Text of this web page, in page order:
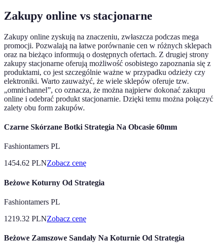
Zakupy online vs stacjonarne
Zakupy online zyskują na znaczeniu, zwłaszcza podczas mega
promocji. Pozwalają na łatwe porównanie cen w różnych sklepach
oraz na bieżąco informują o dostępnych ofertach. Z drugiej strony
zakupy stacjonarne oferują możliwość osobistego zapoznania się z
produktami, co jest szczególnie ważne w przypadku odzieży czy
elektroniki. Warto zauważyć, że wiele sklepów oferuje tzw.
„omnichannel”, co oznacza, że można najpierw dokonać zakupu
online i odebrać produkt stacjonarnie. Dzięki temu można połączyć
zalety obu form zakupów.
Czarne Skórzane Botki Strategia Na Obcasie 60mm
Fashiontamers PL
1454.62 PLNZobacz cenę
Beżowe Koturny Od Strategia
Fashiontamers PL
1219.32 PLNZobacz cenę
Beżowe Zamszowe Sandały Na Koturnie Od Strategia